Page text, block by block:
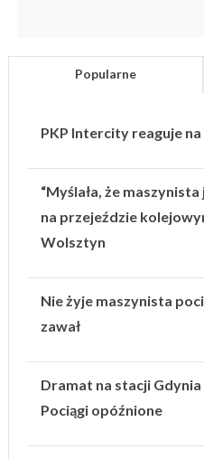
Popularne
PKP Intercity reaguje
“Myślała, że
na przejeździe
Wolsztyn
Nie żyje maszynista
zawał
Dramat na stacji
Pociągi opóźnione